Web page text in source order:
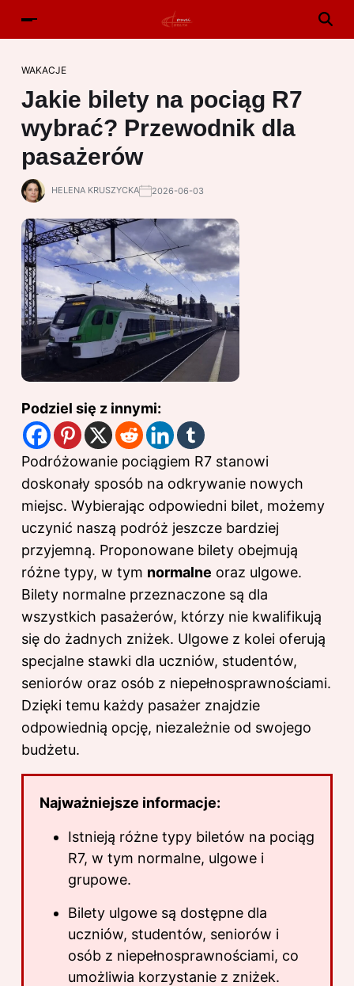
WAKACJE
Jakie bilety na pociąg R7
wybrać? Przewodnik dla
pasażerów
HELENA KRUSZYCKA 2026-06-03
Podziel się z innymi:
Podróżowanie pociągiem R7 stanowi
doskonały sposób na odkrywanie nowych
miejsc. Wybierając odpowiedni bilet, możemy
uczynić naszą podróż jeszcze bardziej
przyjemną. Proponowane bilety obejmują
różne typy, w tym normalne oraz ulgowe.
Bilety normalne przeznaczone są dla
wszystkich pasażerów, którzy nie kwalifikują
się do żadnych zniżek. Ulgowe z kolei oferują
specjalne stawki dla uczniów, studentów,
seniorów oraz osób z niepełnosprawnościami.
Dzięki temu każdy pasażer znajdzie
odpowiednią opcję, niezależnie od swojego
budżetu.
Najważniejsze informacje:
Istnieją różne typy biletów na pociąg
R7, w tym normalne, ulgowe i
grupowe.
Bilety ulgowe są dostępne dla
uczniów, studentów, seniorów i
osób z niepełnosprawnościami, co
umożliwia korzystanie z zniżek.